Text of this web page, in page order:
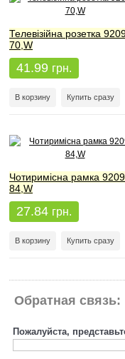
Телевізійна розетка
70,W
41.99 грн.
В корзину Купить сразу
Чотиримісна рамка
84,W
27.84 грн.
В корзину Купить сразу
Обратная связь:
Пожалуйста,